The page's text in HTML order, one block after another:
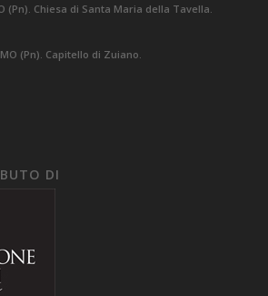
(Pn). Chiesa di Santa Maria della Tavella.
(Pn). Capitello di Zuiano.
DI